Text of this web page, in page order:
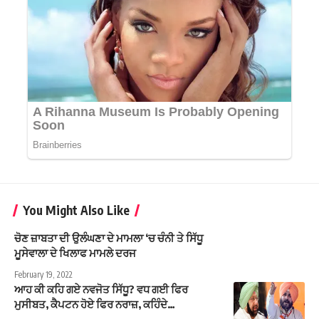
You Might Also Like
ਚੋਣ ਜ਼ਾਬਤਾ ਦੀ ਉਲੰਘਣਾ ਦੇ ਮਾਮਲਾ ‘ਚ ਚੰਨੀ ਤੇ ਸਿੱਧੂ
ਮੂਸੇਵਾਲਾ ਦੇ ਖਿਲਾਫ ਮਾਮਲੇ ਦਰਜ
February 19, 2022
ਆਹ ਕੀ ਕਹਿ ਗਏ ਨਵਜੋਤ ਸਿੱਧੂ? ਵਧ ਗਈ ਫਿਰ
ਮੁਸੀਬਤ, ਕੈਪਟਨ ਹੋਏ ਫਿਰ ਨਰਾਜ਼, ਕਹਿੰਦੇ…